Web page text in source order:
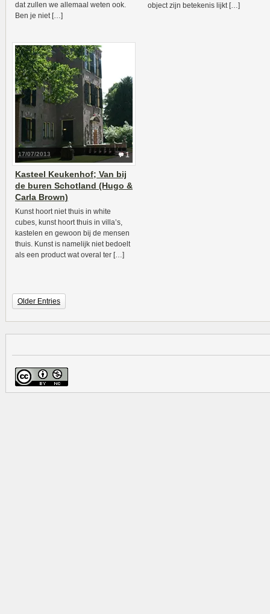
dat zullen we allemaal weten ook.
Ben je niet […]
object zijn betekenis lijkt […]
1
17/07/2013
Kasteel Keukenhof; Van bij
de buren Schotland (Hugo &
Carla Brown)
Kunst hoort niet thuis in white
cubes, kunst hoort thuis in villa’s,
kastelen en gewoon bij de mensen
thuis. Kunst is namelijk niet bedoelt
als een product wat overal ter […]
Older Entries